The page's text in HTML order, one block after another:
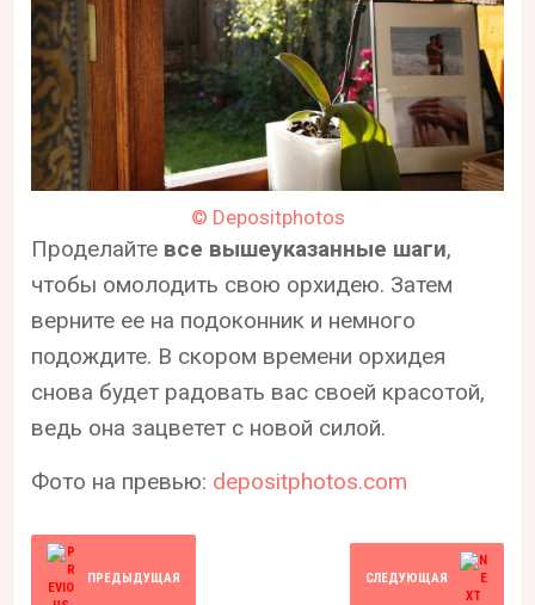
© Depositphotos
Проделайте все вышеуказанные шаги,
чтобы омолодить свою орхидею. Затем
верните ее на подоконник и немного
подождите. В скором времени орхидея
снова будет радовать вас своей красотой,
ведь она зацветет с новой силой.
Фото на превью: depositphotos.com
ПРЕДЫДУЩАЯ СЛЕДУЮЩАЯ